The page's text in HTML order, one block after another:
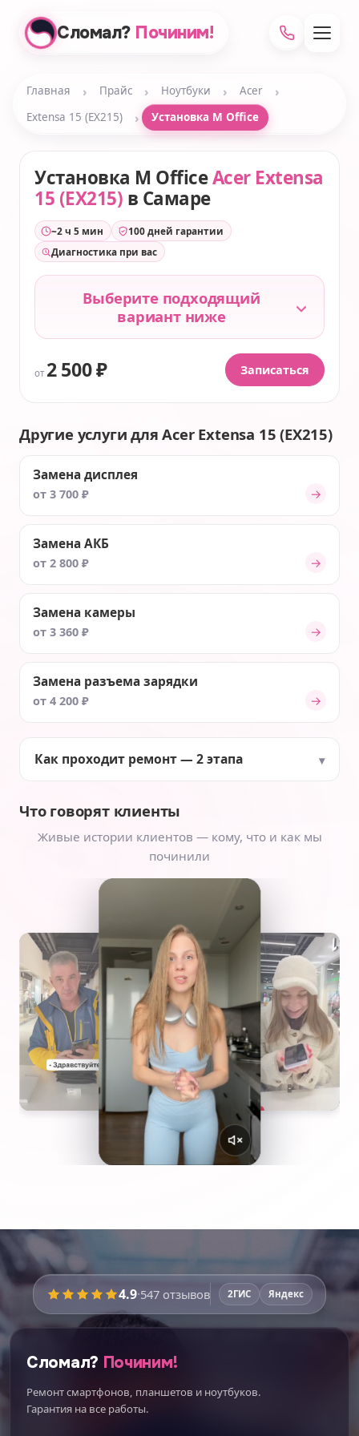
Сломал? Починим!
Главная › Прайс › Ноутбуки › Acer ›
Extensa 15 (EX215) › Установка M Office
Установка M OfficeAcer Extensa
15 (EX215) в Самаре
~2 ч 5 мин
100 дней гарантии
Диагностика при вас
Выберите подходящий
вариант ниже
от 2 500 ₽ Записаться
Другие услуги для Acer Extensa 15 (EX215)
Замена дисплея
от 3 700 ₽ →
Замена АКБ
от 2 800 ₽ →
Замена камеры
от 3 360 ₽ →
Замена разъема зарядки
от 4 200 ₽ →
Как проходит ремонт — 2 этапа
Что говорят клиенты
Живые истории клиентов — кому, что и как мы
починили
4.9·547 отзывов 2ГИС Яндекс
Сломал? Починим!
Ремонт смартфонов, планшетов и ноутбуков.
Гарантия на все работы.